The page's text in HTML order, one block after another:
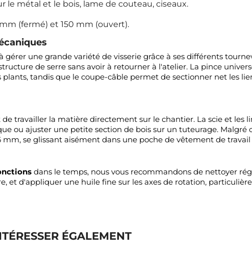
le métal et le bois, lame de couteau, ciseaux.
(fermé) et 150 mm (ouvert).
gérer une grande variété de visserie grâce à ses différents
de serre sans avoir à retourner à l'atelier. La pince
tandis que le coupe-câble permet de sectionner net les
travailler la matière directement sur le chantier. La scie et les
ou ajuster une petite section de bois sur un tuteurage. Malgré
se glissant aisément dans une poche de vêtement de
dans le temps, nous vous recommandons de nettoyer
et d'appliquer une huile fine sur les axes de rotation,
ÉGALEMENT